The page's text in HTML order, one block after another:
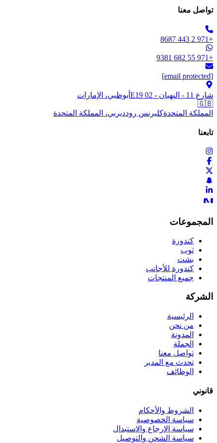
تواصل معنا
+971 2 443 8687
+971 55 682 9381
[email protected]
شارع 11 - النهيان - E19 02
أبوظبي، الإمارات
🇬🇧
المملكة المتحدةكليرنس رودديربي، المملكة المتحدة
تابعنا
المجموعات
كندورة
ثوب
بشت
كندورة للأجانب
جميع المنتجات
الشركة
الرئيسية
من نحن
المدونة
الجملة
تواصل معنا
تحدث مع المدير
الوظائف
قانوني
الشروط والأحكام
سياسة الخصوصية
سياسة الإرجاع والاستبدال
سياسة الشحن والتوصيل